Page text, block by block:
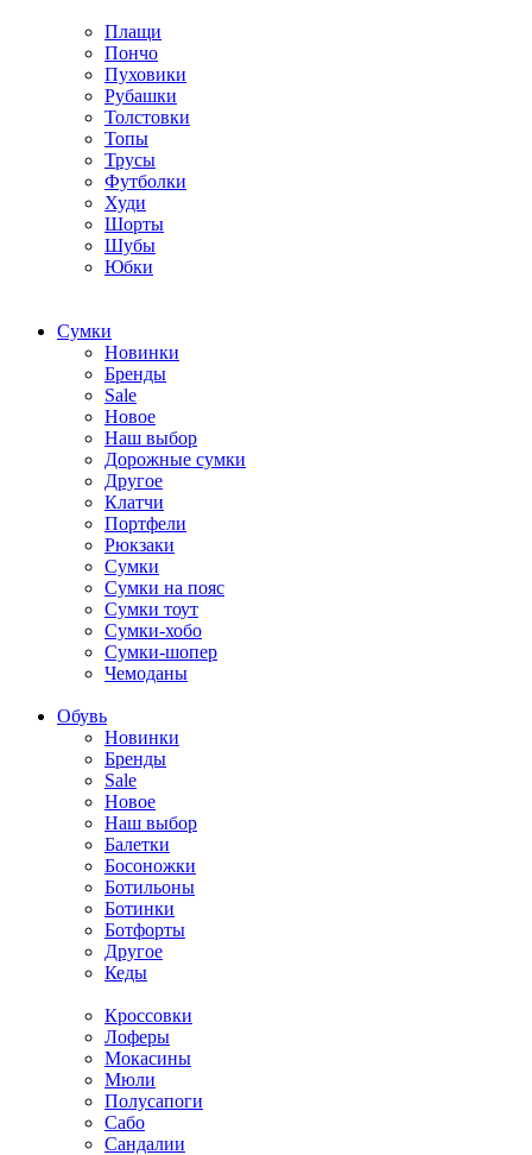
Плащи
Пончо
Пуховики
Рубашки
Толстовки
Топы
Трусы
Футболки
Худи
Шорты
Шубы
Юбки
Cумки
Новинки
Бренды
Sale
Новое
Наш выбор
Дорожные сумки
Другое
Клатчи
Портфели
Рюкзаки
Сумки
Сумки на пояс
Сумки тоут
Сумки-хобо
Сумки-шопер
Чемоданы
Обувь
Новинки
Бренды
Sale
Новое
Наш выбор
Балетки
Босоножки
Ботильоны
Ботинки
Ботфорты
Другое
Кеды
Кроссовки
Лоферы
Мокасины
Мюли
Полусапоги
Сабо
Сандалии